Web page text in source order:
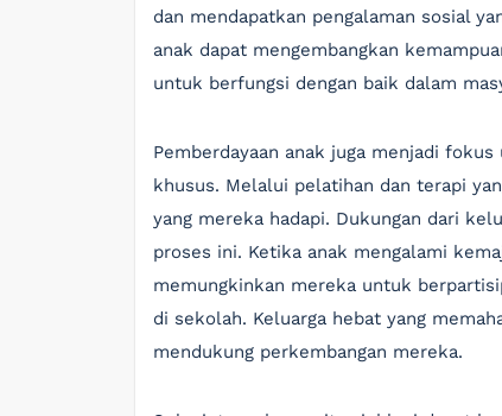
dan mendapatkan pengalaman sosial
anak dapat mengembangkan
untuk berfungsi dengan baik dalam
Pemberdayaan anak juga menjadi
khusus. Melalui pelatihan dan terapi
yang mereka hadapi. Dukungan dari
proses ini. Ketika anak mengalami
memungkinkan mereka untuk
di sekolah. Keluarga hebat yang
mendukung perkembangan mereka.